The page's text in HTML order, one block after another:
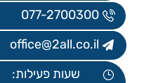
077-2700300
office@2all.co.il
שעות פעילות: